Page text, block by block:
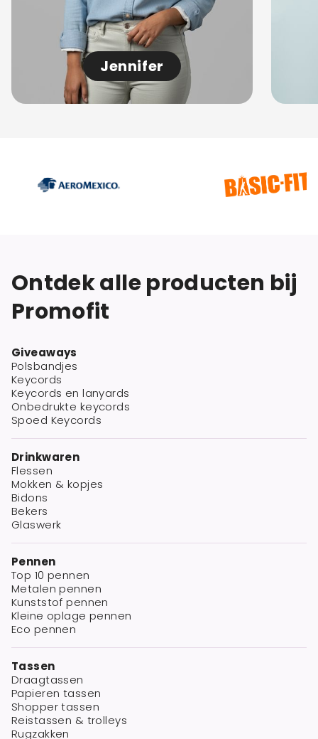
Jennifer
Ontdek alle producten bij
Promofit
Giveaways
Polsbandjes
Keycords
Keycords en lanyards
Onbedrukte keycords
Spoed Keycords
Drinkwaren
Flessen
Mokken & kopjes
Bidons
Bekers
Glaswerk
Pennen
Top 10 pennen
Metalen pennen
Kunststof pennen
Kleine oplage pennen
Eco pennen
Tassen
Draagtassen
Papieren tassen
Shopper tassen
Reistassen & trolleys
Rugzakken